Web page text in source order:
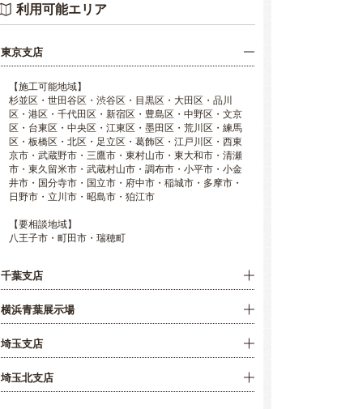
利用可能エリア
東京支店
【施工可能地域】
杉並区・世田谷区・渋谷区・目黒区・大田区・品川
区・港区・千代田区・新宿区・豊島区・中野区・文京
区・台東区・中央区・江東区・墨田区・荒川区・練馬
区・板橋区・北区・足立区・葛飾区・江戸川区・西東
京市・武蔵野市・三鷹市・東村山市・東大和市・清瀬
市・東久留米市・武蔵村山市・調布市・小平市・小金
井市・国分寺市・国立市・府中市・稲城市・多摩市・
日野市・立川市・昭島市・狛江市
【要相談地域】
八王子市・町田市・瑞穂町
千葉支店
横浜青葉展示場
埼玉支店
埼玉北支店